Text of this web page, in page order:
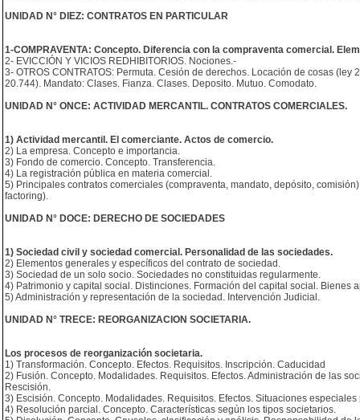
UNIDAD N° DIEZ: CONTRATOS EN PARTICULAR
1-COMPRAVENTA: Concepto. Diferencia con la compraventa comercial.
2- EVICCIÓN Y VICIOS REDHIBITORIOS. Nociones.-
3- OTROS CONTRATOS: Permuta. Cesión de derechos. Locación de cosas
20.744). Mandato: Clases. Fianza. Clases. Deposito. Mutuo. Comodato.
UNIDAD N° ONCE: ACTIVIDAD MERCANTIL. CONTRATOS COMERCIALES.
1) Actividad mercantil. El comerciante. Actos de comercio.
2) La empresa. Concepto e importancia.
3) Fondo de comercio. Concepto. Transferencia.
4) La registración pública en materia comercial.
5) Principales contratos comerciales (compraventa, mandato, depósito,
factoring).
UNIDAD N° DOCE: DERECHO DE SOCIEDADES
1) Sociedad civil y sociedad comercial. Personalidad de las sociedades.
2) Elementos generales y específicos del contrato de sociedad.
3) Sociedad de un solo socio. Sociedades no constituidas regularmente.
4) Patrimonio y capital social. Distinciones. Formación del capital social. Bienes
5) Administración y representación de la sociedad. Intervención Judicial.
UNIDAD N° TRECE: REORGANIZACION SOCIETARIA.
Los procesos de reorganización societaria.
1) Transformación. Concepto. Efectos. Requisitos. Inscripción. Caducidad
2) Fusión. Concepto. Modalidades. Requisitos. Efectos. Administración de las
Rescisión.
3) Escisión. Concepto. Modalidades. Requisitos. Efectos. Situaciones
4) Resolución parcial. Concepto. Características según los tipos societarios.